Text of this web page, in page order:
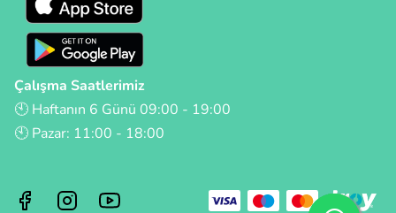
Çalışma Saatlerimiz
🕙 Haftanın 6 Günü 09:00 - 19:00
🕙 Pazar: 11:00 - 18:00